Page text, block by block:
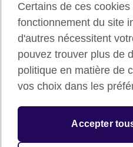
British Council in France
unipersonnelle est une filiale du
internationale britannique
et des relations culturelles.
actions simplifiée
France avec le numéro RCS
9/11 rue de Constantine,
209131 (Angleterre et Pays de
Adresse : 1 Redman Place,
Certains de ces
fonctionnement du site
d'autres nécessitent
pouvez trouver plus de
politique en matière de
vos choix dans les
Accepter